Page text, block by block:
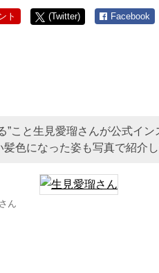
ト (Twitter) Facebook
”こと生見愛瑠さんが公式イ
髪色になった姿も写真で紹介し
ん